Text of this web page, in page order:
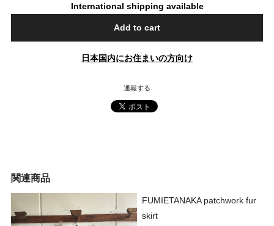
International shipping available
Add to cart
日本国内にお住まいの方向け
通報する
関連商品
FUMIETANAKA patchwork fur
skirt